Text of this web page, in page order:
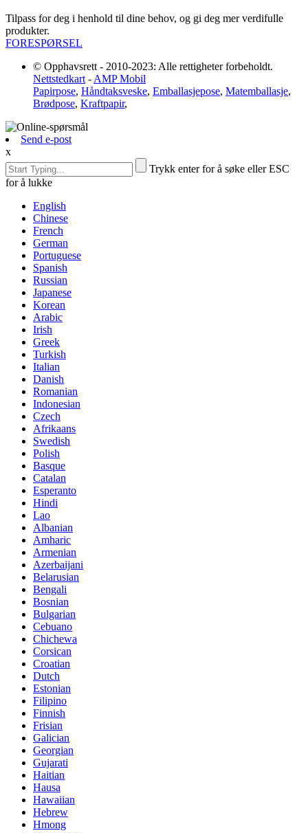
Tilpass for deg i henhold til dine behov, og gi deg mer verdifulle
produkter.
FORESPØRSEL
© Opphavsrett - 2010-2023: Alle rettigheter forbeholdt.
Nettstedkart - AMP Mobil
Papirpose, Håndtaksveske, Emballasjepose, Matemballasje,
Brødpose, Kraftpapir,
Send e-post
x
Trykk enter for å søke eller ESC
for å lukke
English
Chinese
French
German
Portuguese
Spanish
Russian
Japanese
Korean
Arabic
Irish
Greek
Turkish
Italian
Danish
Romanian
Indonesian
Czech
Afrikaans
Swedish
Polish
Basque
Catalan
Esperanto
Hindi
Lao
Albanian
Amharic
Armenian
Azerbaijani
Belarusian
Bengali
Bosnian
Bulgarian
Cebuano
Chichewa
Corsican
Croatian
Dutch
Estonian
Filipino
Finnish
Frisian
Galician
Georgian
Gujarati
Haitian
Hausa
Hawaiian
Hebrew
Hmong